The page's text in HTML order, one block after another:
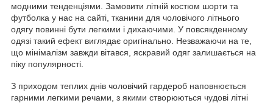
З приходом теплих днів чоловічий гардероб наповнюється
гарними легкими речами, з якими створюються чудові літні
модними тенденціями. Замовити літній костюм шорти та
футболка у нас на сайті, тканини для чоловічого літнього
одягу повинні бути легкими і дихаючими. У повсякденному
одязі такий ефект виглядає оригінально. Незважаючи на те,
що мінімалізм завжди вітався, яскравий одяг залишається на
піку популярності.